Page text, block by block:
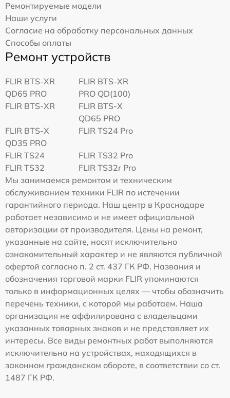
Ремонтируемые модели
Наши услуги
Согласие на обработку персональных данных
Способы оплаты
Ремонт устройств
FLIR BTS-XR
QD65 PRO
FLIR BTS-XR
PRO QD(100)
FLIR BTS-XR
FLIR BTS-X
QD65 PRO
FLIR BTS-X
QD35 PRO
FLIR TS24 Pro
FLIR TS24
FLIR TS32 Pro
FLIR TS32
FLIR TS32r Pro
Мы занимаемся ремонтом и техническим
обслуживанием техники FLIR по истечении
гарантийного периода. Наш центр в Краснодаре
работает независимо и не имеет официальной
авторизации от производителя. Цены на ремонт,
указанные на сайте, носят исключительно
ознакомительный характер и не являются публичной
офертой согласно п. 2 ст. 437 ГК РФ. Названия и
обозначения торговой марки FLIR упоминаются
только в информационных целях — чтобы обозначить
перечень техники, с которой мы работаем. Наша
организация не аффилирована с владельцами
указанных товарных знаков и не представляет их
интересы. Все виды ремонтных работ выполняются
исключительно на устройствах, находящихся в
законном гражданском обороте, в соответствии со ст.
1487 ГК РФ.